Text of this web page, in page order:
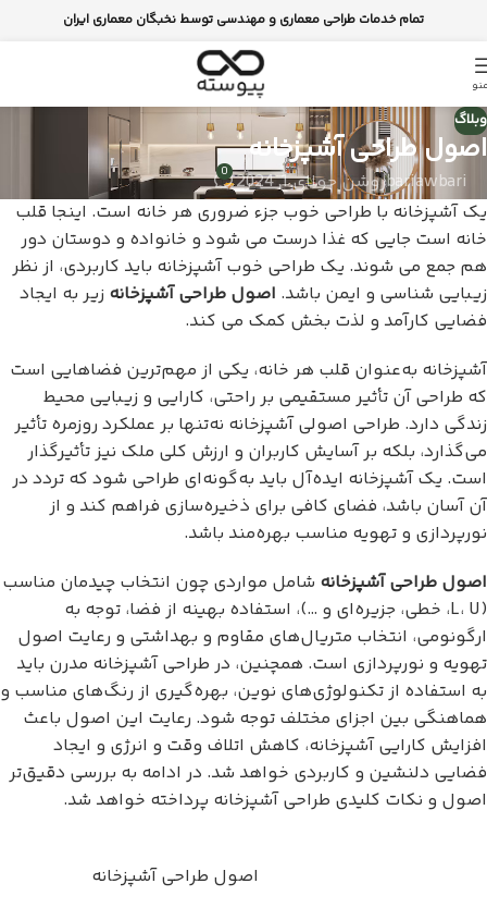
تمام خدمات طراحی معماری و مهندسی توسط نخبگان معماری ایران
وبلاگ
اصول طراحی آشپزخانه
bariawbariروشن جولای 1, 2024 0
یک آشپزخانه با طراحی خوب جزء ضروری هر خانه است. اینجا قلب
خانه است جایی که غذا درست می شود و خانواده و دوستان دور
هم جمع می شوند. یک طراحی خوب آشپزخانه باید کاربردی، از نظر
زیبایی شناسی و ایمن باشد. اصول طراحی آشپزخانه زیر به ایجاد
فضایی کارآمد و لذت بخش کمک می کند.
آشپزخانه به‌عنوان قلب هر خانه، یکی از مهم‌ترین فضاهایی است
که طراحی آن تأثیر مستقیمی بر راحتی، کارایی و زیبایی محیط
زندگی دارد. طراحی اصولی آشپزخانه نه‌تنها بر عملکرد روزمره تأثیر
می‌گذارد، بلکه بر آسایش کاربران و ارزش کلی ملک نیز تأثیرگذار
است. یک آشپزخانه ایده‌آل باید به‌گونه‌ای طراحی شود که تردد در
آن آسان باشد، فضای کافی برای ذخیره‌سازی فراهم کند و از
نورپردازی و تهویه مناسب بهره‌مند باشد.
اصول طراحی آشپزخانه شامل مواردی چون انتخاب چیدمان مناسب
(L، U، خطی، جزیره‌ای و …)، استفاده بهینه از فضا، توجه به
ارگونومی، انتخاب متریال‌های مقاوم و بهداشتی و رعایت اصول
تهویه و نورپردازی است. همچنین، در طراحی آشپزخانه مدرن باید
به استفاده از تکنولوژی‌های نوین، بهره‌گیری از رنگ‌های مناسب و
هماهنگی بین اجزای مختلف توجه شود. رعایت این اصول باعث
افزایش کارایی آشپزخانه، کاهش اتلاف وقت و انرژی و ایجاد
فضایی دلنشین و کاربردی خواهد شد. در ادامه به بررسی دقیق‌تر
اصول و نکات کلیدی طراحی آشپزخانه پرداخته خواهد شد.
اصول طراحی آشپزخانه